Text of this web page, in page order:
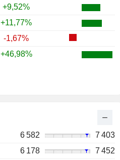
+9,52%
+11,77%
-1,67%
+46,98%
6 582
7 403
6 178
7 452